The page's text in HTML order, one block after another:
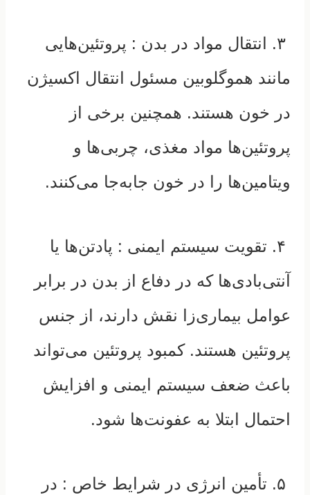
پروتئین‌هایی
مانند هموگلوبین مسئول انتقال اکسیژن
در خون هستند. همچنین برخی از
پروتئین‌ها مواد مغذی، چربی‌ها و
ویتامین‌ها را در خون جابه‌جا می‌کنند.
پادتن‌ها یا
آنتی‌بادی‌ها که در دفاع از بدن در برابر
عوامل بیماری‌زا نقش دارند، از جنس
پروتئین هستند. کمبود پروتئین می‌تواند
باعث ضعف سیستم ایمنی و افزایش
احتمال ابتلا به عفونت‌ها شود.
در